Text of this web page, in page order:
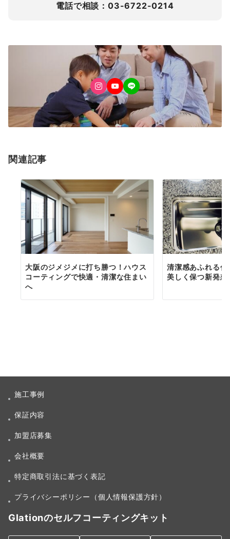
電話で相談：03-6722-0214
関連記事
大阪のジメジメに打ち勝つ！ハウス
コーティングで快適・清潔な住まい
へ
清潔感あふれる
美しく保つ新発
施工事例
保証内容
加盟店募集
会社概要
特定商取引法に基づく表記
プライバシーポリシー（個人情報保護方針）
Glationのセルフコーティングキット